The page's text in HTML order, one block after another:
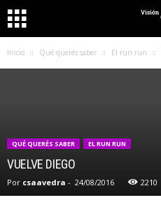
Inicio Qué querés saber El run run
QUÉ QUERÉS SABER EL RUN RUN
VUELVE DIEGO
Por csaavedra - 24/08/2016 2210